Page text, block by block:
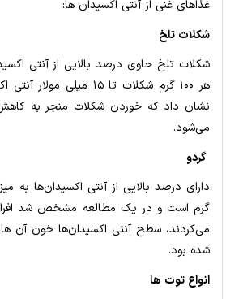
غذاهای غنی از آنتی اکسیدان ها:
شکلات تلخ
شکلات تلخ حاوی درصد بالایی از آنتی
هر ۱۰۰ گرم شکلات تا ۱۵
نشان داد که خوردن شکلات منجر به
می‌شود.
گردو
گرم است و در یک مطالعه مشخص شد
می‌کردند، سطح آنتی اکسیدان‌ها خون آن
شده بود.
انواع توت ها